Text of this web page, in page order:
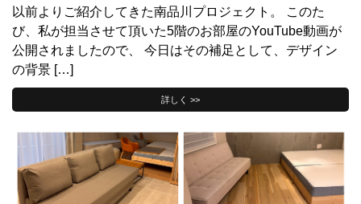
以前よりご紹介してきた南品川プロジェクト。 このた
び、私が担当させて頂いた5階のお部屋のYouTube動画が
公開されましたので、 今日はその補足として、デザイン
の背景 […]
詳しく >>